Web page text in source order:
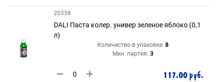
20358
DALI Паста колер. универ зеленое яблоко (0,1
л)
Количество в упаковке: 8
Мин. партия: 3
117.00 руб.